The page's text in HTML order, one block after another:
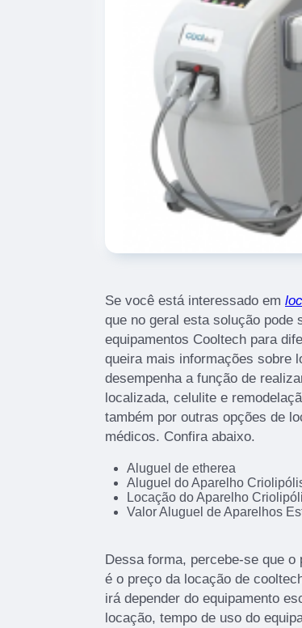
Se você está interessado em
que no geral esta solução pode
equipamentos Cooltech para
queira mais informações sobre
desempenha a função de
localizada, celulite e
também por outras opções de
médicos. Confira abaixo.
Aluguel de etherea
Aluguel do Aparelho
Locação do Aparelho
Valor Aluguel de Aparelhos
Dessa forma, percebe-se que
é o preço da locação de
irá depender do equipamento
locação, tempo de uso do